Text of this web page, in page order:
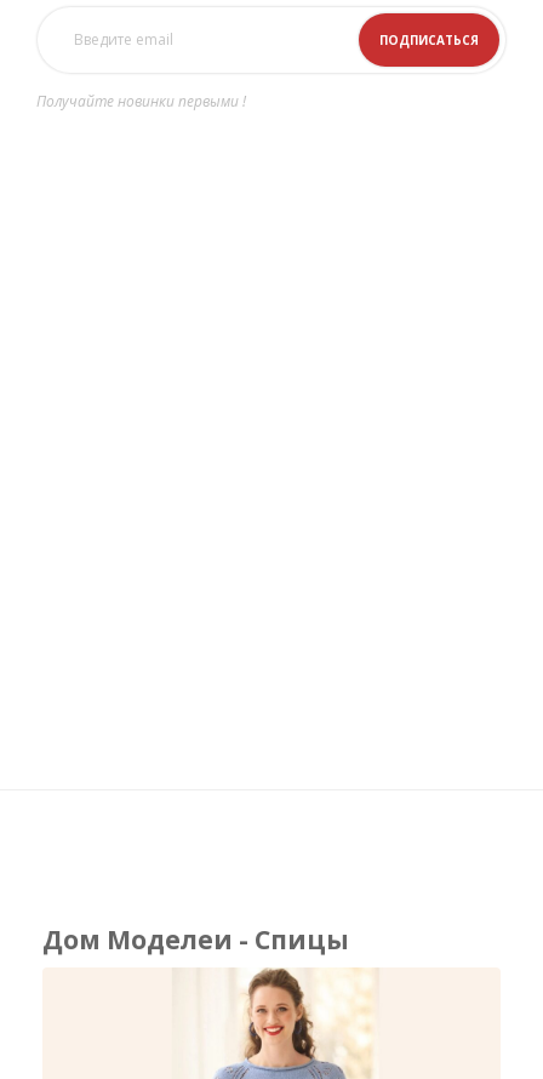
Получайте новинки первыми !
Дом Моделеи - Спицы